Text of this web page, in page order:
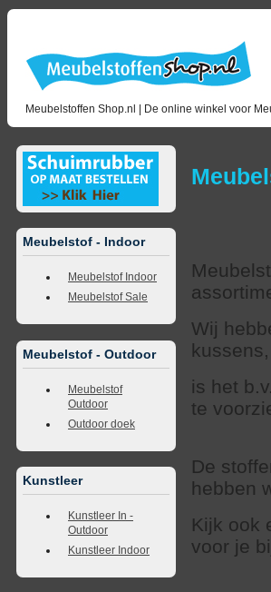
Meubelstoffen Shop.nl | De online winkel voor
Meubelstof - Indoor
Meubelstof Indoor
Meubelstof Sale
Meubelstof - Outdoor
Meubelstof
Outdoor
Outdoor doek
Kunstleer
Kunstleer In -
Outdoor
Kunstleer Indoor
Wij
is het
te
De
hebben
Kijk ook
voor je